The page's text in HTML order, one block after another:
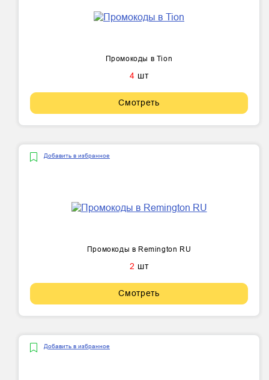
Промокоды в Tion
4 шт
Смотреть
Добавить в избранное
Промокоды в Remington RU
2 шт
Смотреть
Добавить в избранное